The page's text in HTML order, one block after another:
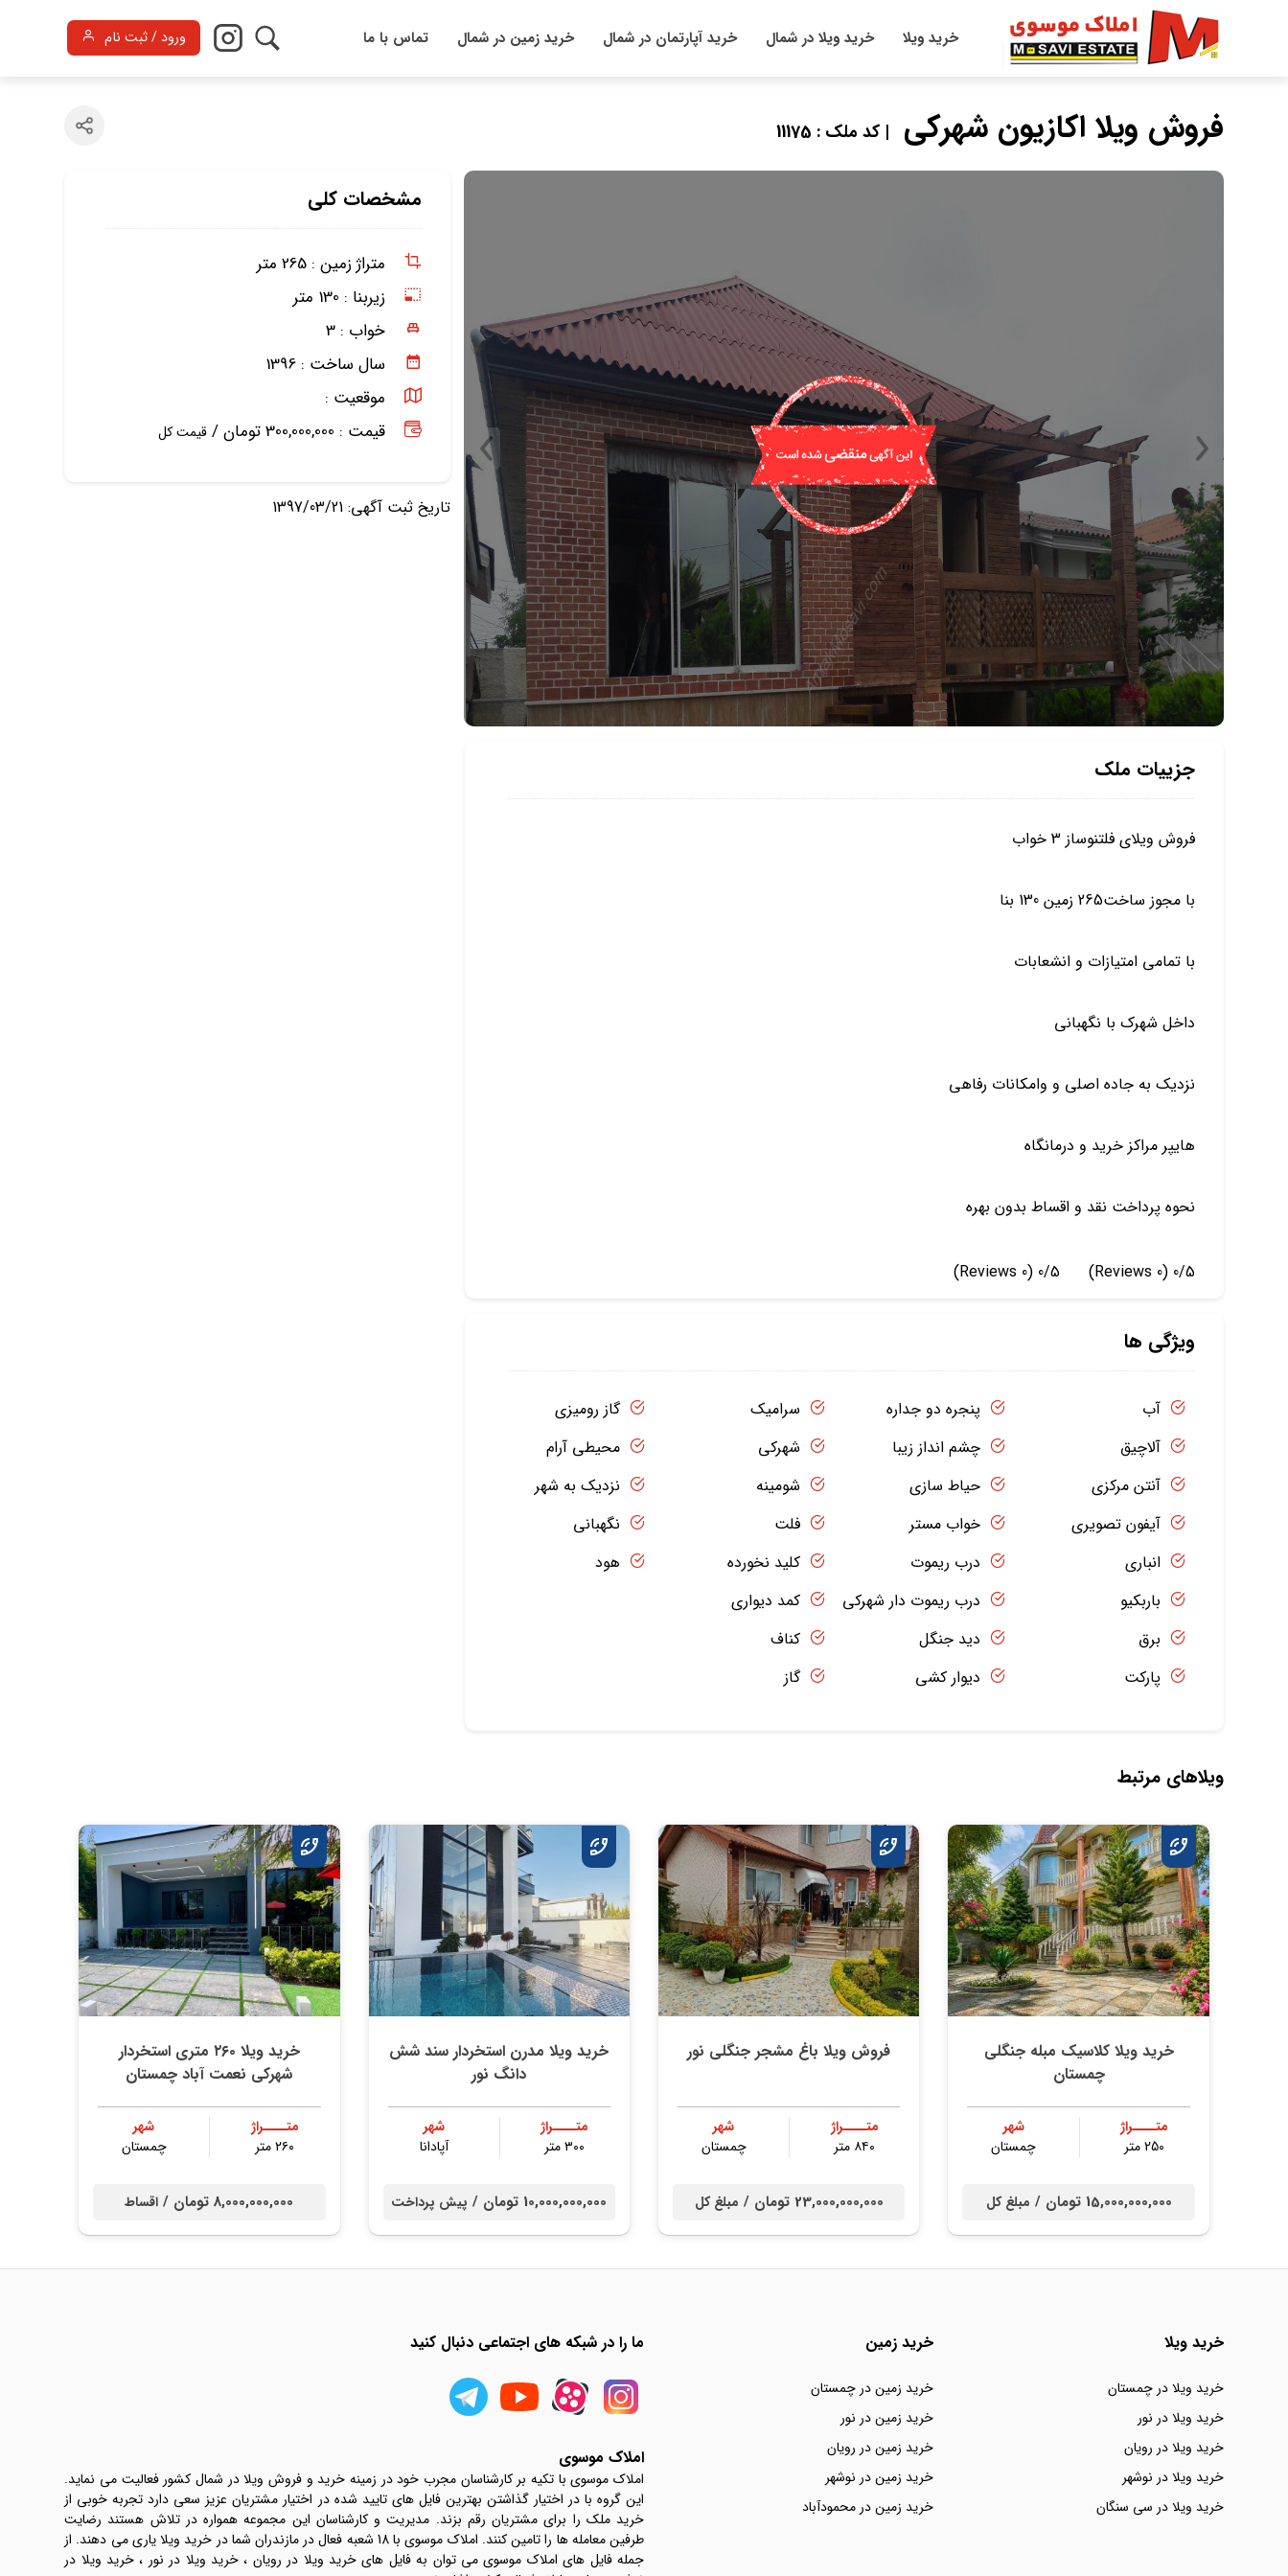
خرید ویلا خرید ویلا در شمال خرید آپارتمان در شمال خرید زمین در شمال تماس با ما ورود / ثبت نام
فروش ویلا اکازیون شهرکی | کد ملک : 11175
مشخصات کلی
متراژ زمین : 265 متر
زیربنا : 130 متر
خواب : 3
سال ساخت : 1396
موقعیت :
قیمت : 300,000,000 تومان /
قیمت کل
تاریخ ثبت آگهی: 1397/03/21
جزییات ملک
فروش ویلای فلتنوساز 3 خواب
با مجوز ساخت265 زمین 130 بنا
با تمامی امتیازات و انشعابات
داخل شهرک با نگهبانی
نزدیک به جاده اصلی و وامکانات رفاهی
هایپر مراکز خرید و درمانگاه
نحوه پرداخت نقد و اقساط بدون بهره
0/5
(0 Reviews)
0/5
(0 Reviews)
ویژگی ها
آب
آلاچیق
آنتن مرکزی
آیفون تصویری
انباری
باربکیو
برق
پارکت
پنجره دو جداره
چشم انداز زیبا
حیاط سازی
خواب مستر
درب ریموت
درب ریموت دار شهرکی
دید جنگل
دیوار کشی
سرامیک
شهرکی
شومینه
فلت
کلید نخورده
کمد دیواری
کناف
گاز
گاز رومیزی
محیطی آرام
نزدیک به شهر
نگهبانی
هود
ویلاهای مرتبط
خرید ویلا کلاسیک مبله جنگلی
چمستان
متــــراژ
250 متر
شهر
چمستان
15,000,000,000 تومان / مبلغ کل
فروش ویلا باغ مشجر جنگلی نور
متــــراژ
۸۴۰ متر
شهر
چمستان
23,000,000,000 تومان / مبلغ کل
خرید ویلا مدرن استخردار سند شش
دانگ نور
متــــراژ
۳۰۰ متر
شهر
آپادانا
10,000,000,000 تومان / پیش پرداخت
خرید ویلا ۲۶۰ متری استخردار
شهرکی نعمت آباد چمستان
متــــراژ
۲۶۰ متر
شهر
چمستان
8,000,000,000 تومان / اقساط
خرید ویلا
خرید ویلا در چمستان
خرید ویلا در نور
خرید ویلا در رویان
خرید ویلا در نوشهر
خرید ویلا در سی سنگان
خرید زمین
خرید زمین در چمستان
خرید زمین در نور
خرید زمین در رویان
خرید زمین در نوشهر
خرید زمین در محمودآباد
ما را در شبکه های اجتماعی دنبال کنید
املاک موسوی
املاک موسوی با تکیه بر کارشناسان مجرب خود در زمینه خرید و فروش ویلا در شمال کشور فعالیت می نماید.
این گروه با در اختیار گذاشتن بهترین فایل های تایید شده در اختیار مشتریان عزیز سعی دارد تجربه خوبی از
خرید ملک را برای مشتریان رقم بزند. مدیریت و کارشناسان این مجموعه همواره در تلاش هستند رضایت
طرفین معامله ها را تامین کنند. املاک موسوی با 18 شعبه فعال در مازندران شما در خرید ویلا یاری می دهند. از
جمله فایل های املاک موسوی می توان به فایل های خرید ویلا در رویان ، خرید ویلا در نور ، خرید ویلا در